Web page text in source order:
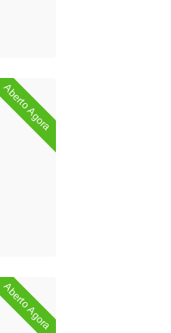
Aberto Agora
Aberto Agora